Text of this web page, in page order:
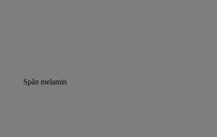
Spån melamin